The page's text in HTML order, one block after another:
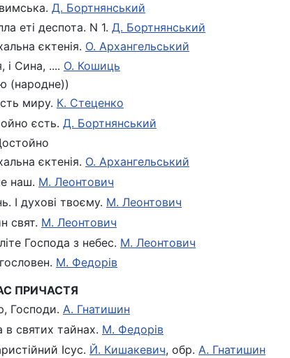
Д. Бортнянський
еті деспота. N 1. Д. Бортнянський
єктенія. О. Архангельський
і Сина, .... О. Кошиць
(народне))
миру. К. Стеценко
єсть. Д. Бортнянський
єктенія. О. Архангельський
наш. М. Леонтович
І духові твоєму. М. Леонтович
свят. М. Леонтович
Господа з небес. М. Леонтович
М. Федорів
ПРИЧАСТЯ
Господи. А. Гнатишин
в святих тайнах. М. Федорів
Ісус. Й. Кишакевич, обр. А. Гнатишин